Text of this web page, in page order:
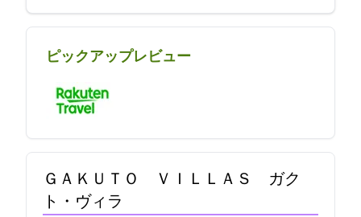
ピックアップレビュー
ＧＡＫＵＴＯ ＶＩＬＬＡＳ ガク
ト・ヴィラ